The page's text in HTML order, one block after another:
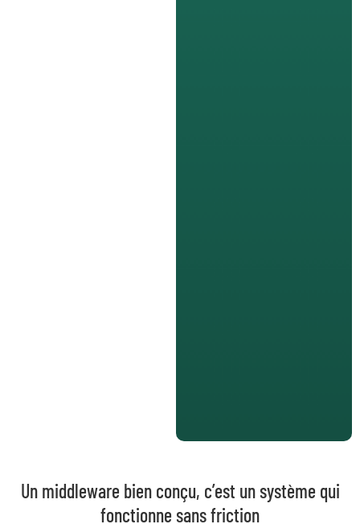
Un middleware bien conçu, c’est un système qui
fonctionne sans friction